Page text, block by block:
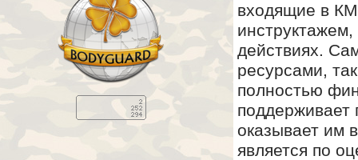
входящие в
действиях.
ресурсами,
полностью
поддерживает
оказывает им
является по